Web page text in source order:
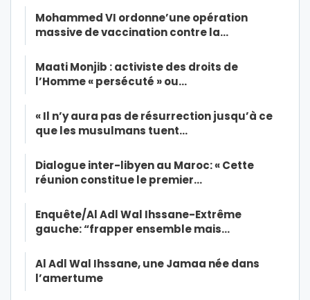
Mohammed VI ordonne’une opération
massive de vaccination contre la…
Maati Monjib : activiste des droits de
l’Homme « persécuté » ou…
« Il n’y aura pas de résurrection jusqu’à ce
que les musulmans tuent…
Dialogue inter-libyen au Maroc: « Cette
réunion constitue le premier…
Enquête/Al Adl Wal Ihssane-Extrême
gauche: “frapper ensemble mais…
Al Adl Wal Ihssane, une Jamaa née dans
l’amertume